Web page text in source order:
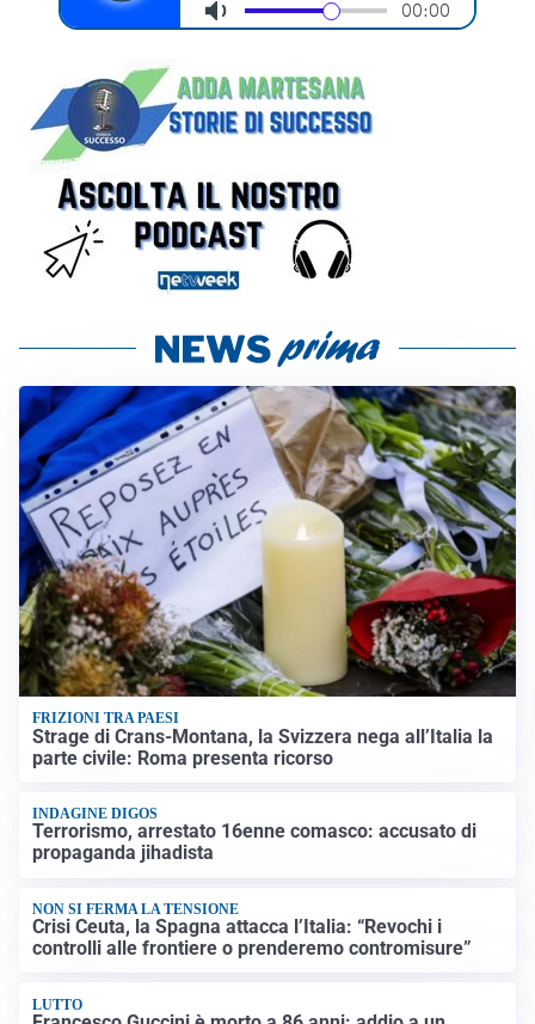
FRIZIONI TRA PAESI
Strage di Crans-Montana, la Svizzera nega all’Italia la
parte civile: Roma presenta ricorso
INDAGINE DIGOS
Terrorismo, arrestato 16enne comasco: accusato di
propaganda jihadista
NON SI FERMA LA TENSIONE
Crisi Ceuta, la Spagna attacca l’Italia: “Revochi i
controlli alle frontiere o prenderemo contromisure”
LUTTO